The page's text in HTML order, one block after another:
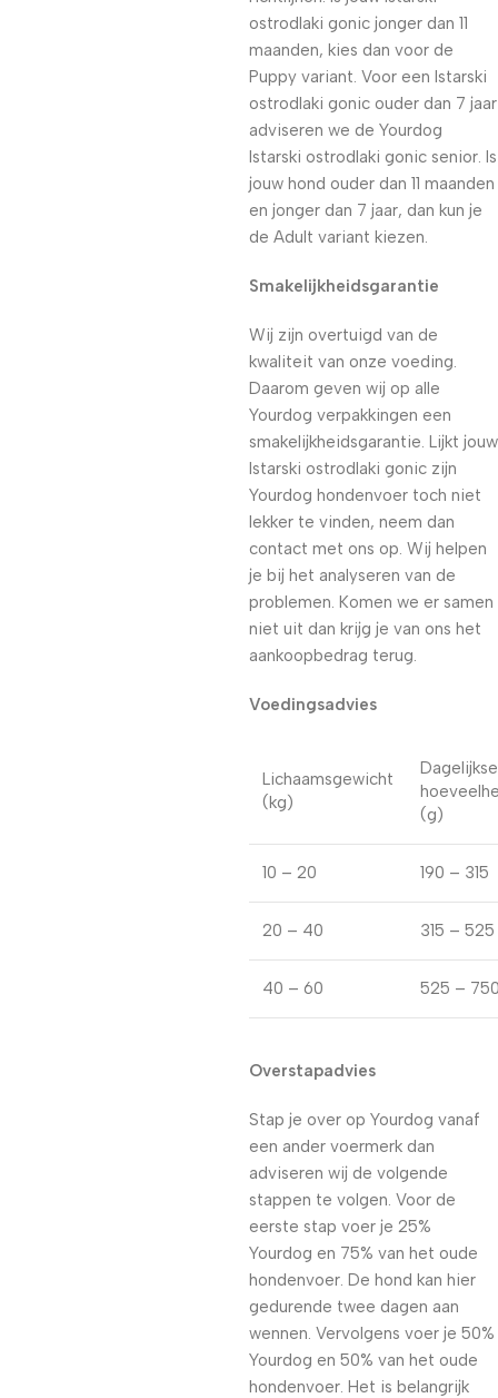
ostrodlaki gonic jonger dan 11
maanden, kies dan voor de
Puppy variant. Voor een Istarski
ostrodlaki gonic ouder dan 7 jaar
adviseren we de Yourdog
Istarski ostrodlaki gonic senior. Is
jouw hond ouder dan 11 maanden
en jonger dan 7 jaar, dan kun je
de Adult variant kiezen.
Smakelijkheidsgarantie
Wij zijn overtuigd van de
kwaliteit van onze voeding.
Daarom geven wij op alle
Yourdog verpakkingen een
smakelijkheidsgarantie. Lijkt jouw
Istarski ostrodlaki gonic zijn
Yourdog hondenvoer toch niet
lekker te vinden, neem dan
contact met ons op. Wij helpen
je bij het analyseren van de
problemen. Komen we er samen
niet uit dan krijg je van ons het
aankoopbedrag terug.
Voedingsadvies
Lichaamsgewicht
(kg)
Dagelijkse
(g)
10 – 20 190 – 315
20 – 40 315 – 525
40 – 60 525 –
Overstapadvies
Stap je over op Yourdog vanaf
een ander voermerk dan
adviseren wij de volgende
stappen te volgen. Voor de
eerste stap voer je 25%
Yourdog en 75% van het oude
hondenvoer. De hond kan hier
gedurende twee dagen aan
wennen. Vervolgens voer je 50%
Yourdog en 50% van het oude
hondenvoer. Het is belangrijk